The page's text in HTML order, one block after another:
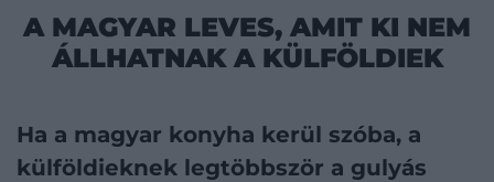
A MAGYAR LEVES, AMIT KI NEM
ÁLLHATNAK A KÜLFÖLDIEK
Ha a magyar konyha kerül szóba, a
külföldieknek legtöbbször a gulyás